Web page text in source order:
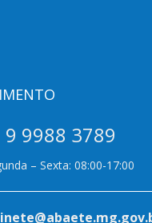
9 9988 3789
– Sexta: 08:00-17:00